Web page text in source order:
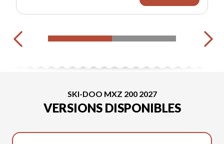
SKI-DOO MXZ 200 2027
VERSIONS DISPONIBLES